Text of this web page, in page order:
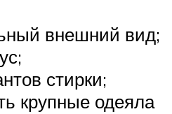
внешний вид;
стирки;
крупные одеяла